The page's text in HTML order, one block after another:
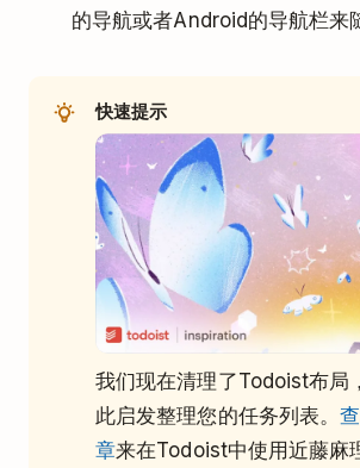
的导航或者Android的导航栏来
快速提示
我们现在清理了Todoist布局
此启发整理您的任务列表。
章来在Todoist中使用近藤麻